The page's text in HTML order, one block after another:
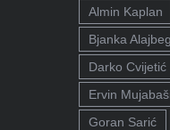
Almin Kaplan
Bjanka
Darko Cvijetić
Ervin
Goran Sarić